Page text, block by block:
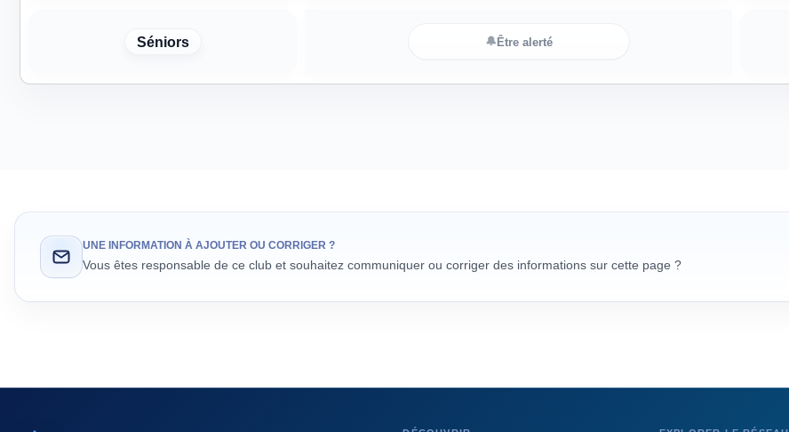
Séniors 🔔Être alerté
UNE INFORMATION À AJOUTER OU CORRIGER ?
Vous êtes responsable de ce club et souhaitez communiquer ou corriger des informations sur cette page ?